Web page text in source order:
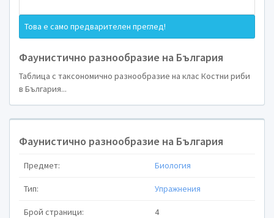
Десислав Георгиев
Това е само предварителен преглед!
Фаунистично разнообразие на България
Таблица с таксономично разнообразие на клас Костни риби
в България...
Фаунистично разнообразие на България
Предмет: Биология
Тип: Упражнения
Брой страници: 4